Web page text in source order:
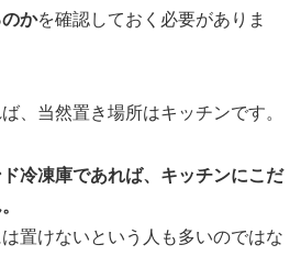
かを確認しておく必要がありま
、当然置き場所はキッチンです。
冷凍庫であれば、キッチンにこだ
置けないという人も多いのではな